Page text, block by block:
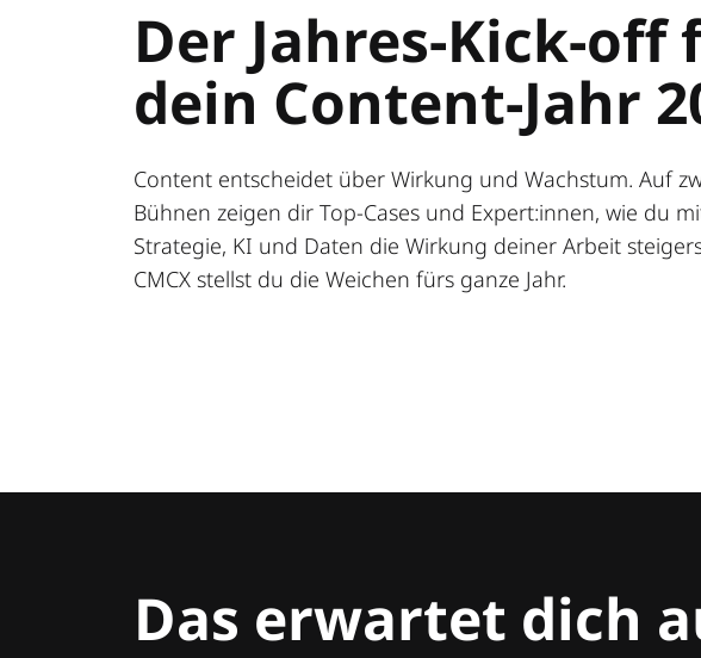
Der Jahres-Kick-off
dein Content-Jahr
Content entscheidet über Wirkung und Wachstum. Auf
Bühnen zeigen dir Top-Cases und Expert:innen, wie du
Strategie, KI und Daten die Wirkung deiner Arbeit
CMCX stellst du die Weichen fürs ganze Jahr.
Das erwartet dich